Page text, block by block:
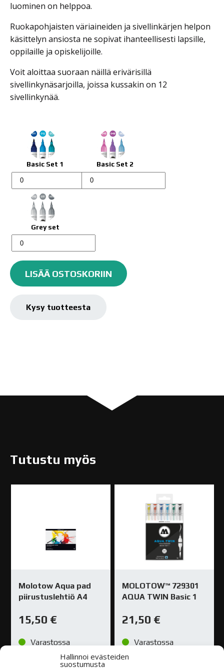
Hallinnoi evästeiden
suostumusta
luominen on helppoa.
Ruokapohjaisten väriaineiden ja sivellinkärjen helpon
käsittelyn ansiosta ne sopivat ihanteellisesti lapsille,
oppilaille ja opiskelijoille.
Voit aloittaa suoraan näillä erivärisillä
sivellinkynäsarjoilla, joissa kussakin on 12
sivellinkynää.
Basic Set 1
Aqua
Color
Brush
määrä
Basic Set 2
Aqua
Color
Grey set
Aqua
Color
Brush
Set
määrä
LISÄÄ OSTOSKORIIN
Kysy tuotteesta
Tutustu myös
Molotow Aqua pad
piirustuslehtiö A4
15,50 €
Varastossa
MOLOTOW™ 729301
AQUA TWIN Basic 1
21,50 €
Varastossa